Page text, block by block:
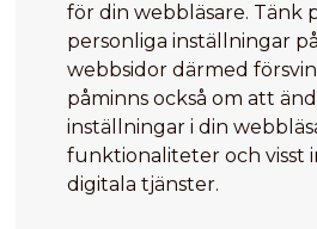
för din webbläsare. Tänk
personliga inställningar
webbsidor därmed
påminns också om att
inställningar i din
funktionaliteter och visst
digitala tjänster.